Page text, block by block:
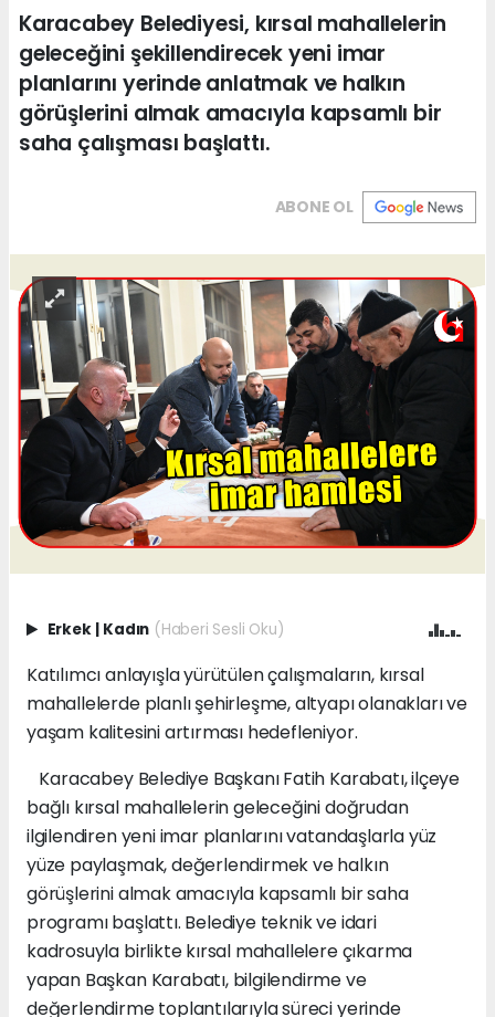
Karacabey Belediyesi, kırsal mahallelerin
geleceğini şekillendirecek yeni imar
planlarını yerinde anlatmak ve halkın
görüşlerini almak amacıyla kapsamlı bir
saha çalışması başlattı.
ABONE OL
Erkek | Kadın (Haberi Sesli Oku)
Katılımcı anlayışla yürütülen çalışmaların, kırsal
mahallelerde planlı şehirleşme, altyapı olanakları ve
yaşam kalitesini artırması hedefleniyor.
Karacabey Belediye Başkanı Fatih Karabatı, ilçeye
bağlı kırsal mahallelerin geleceğini doğrudan
ilgilendiren yeni imar planlarını vatandaşlarla yüz
yüze paylaşmak, değerlendirmek ve halkın
görüşlerini almak amacıyla kapsamlı bir saha
programı başlattı. Belediye teknik ve idari
kadrosuyla birlikte kırsal mahallelere çıkarma
yapan Başkan Karabatı, bilgilendirme ve
değerlendirme toplantılarıyla süreci yerinde